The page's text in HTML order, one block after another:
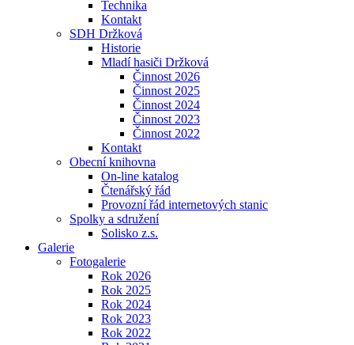
Technika
Kontakt
SDH Držková
Historie
Mladí hasiči Držková
Činnost 2026
Činnost 2025
Činnost 2024
Činnost 2023
Činnost 2022
Kontakt
Obecní knihovna
On-line katalog
Čtenářský řád
Provozní řád internetových stanic
Spolky a sdružení
Solisko z.s.
Galerie
Fotogalerie
Rok 2026
Rok 2025
Rok 2024
Rok 2023
Rok 2022